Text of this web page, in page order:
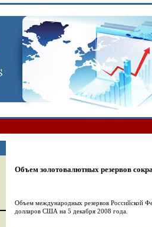
Объем золотовалютных резервов
Объем международных резервов Российской
долларов США на 5 декабря 2008 года.